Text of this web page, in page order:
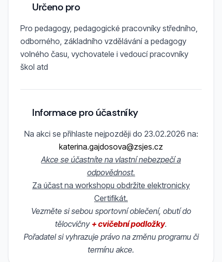
Určeno pro
Pro pedagogy, pedagogické pracovníky středního,
odborného, základního vzdělávání a pedagogy
volného času, vychovatele i vedoucí pracovníky
škol atd
Informace pro účastníky
Na akci se přihlaste nejpozději do 23.02.2026 na:
katerina.gajdosova@zsjes.cz
Akce se účastníte na vlastní nebezpečí a
odpovědnost.
Za účast na workshopu obdržíte elektronicky
Certifikát.
Vezměte si sebou sportovní oblečení, obutí do
tělocvičny + cvičební podložky.
Pořadatel si vyhrazuje právo na změnu programu či
termínu akce.